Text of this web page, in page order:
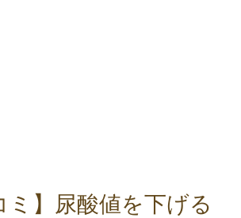
ミ】尿酸値を下げる